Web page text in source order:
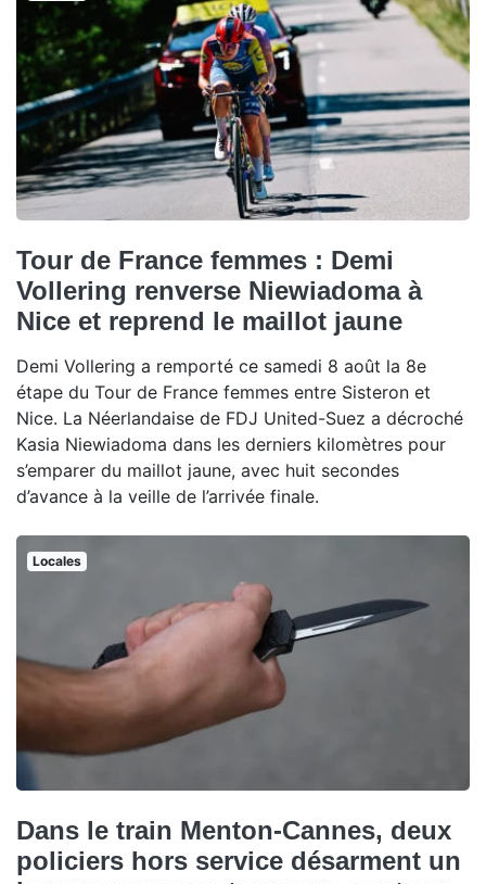
Tour de France femmes : Demi
Vollering renverse Niewiadoma à
Nice et reprend le maillot jaune
Demi Vollering a remporté ce samedi 8 août la 8e
étape du Tour de France femmes entre Sisteron et
Nice. La Néerlandaise de FDJ United-Suez a décroché
Kasia Niewiadoma dans les derniers kilomètres pour
s’emparer du maillot jaune, avec huit secondes
d’avance à la veille de l’arrivée finale.
Locales
Dans le train Menton-Cannes, deux
policiers hors service désarment un